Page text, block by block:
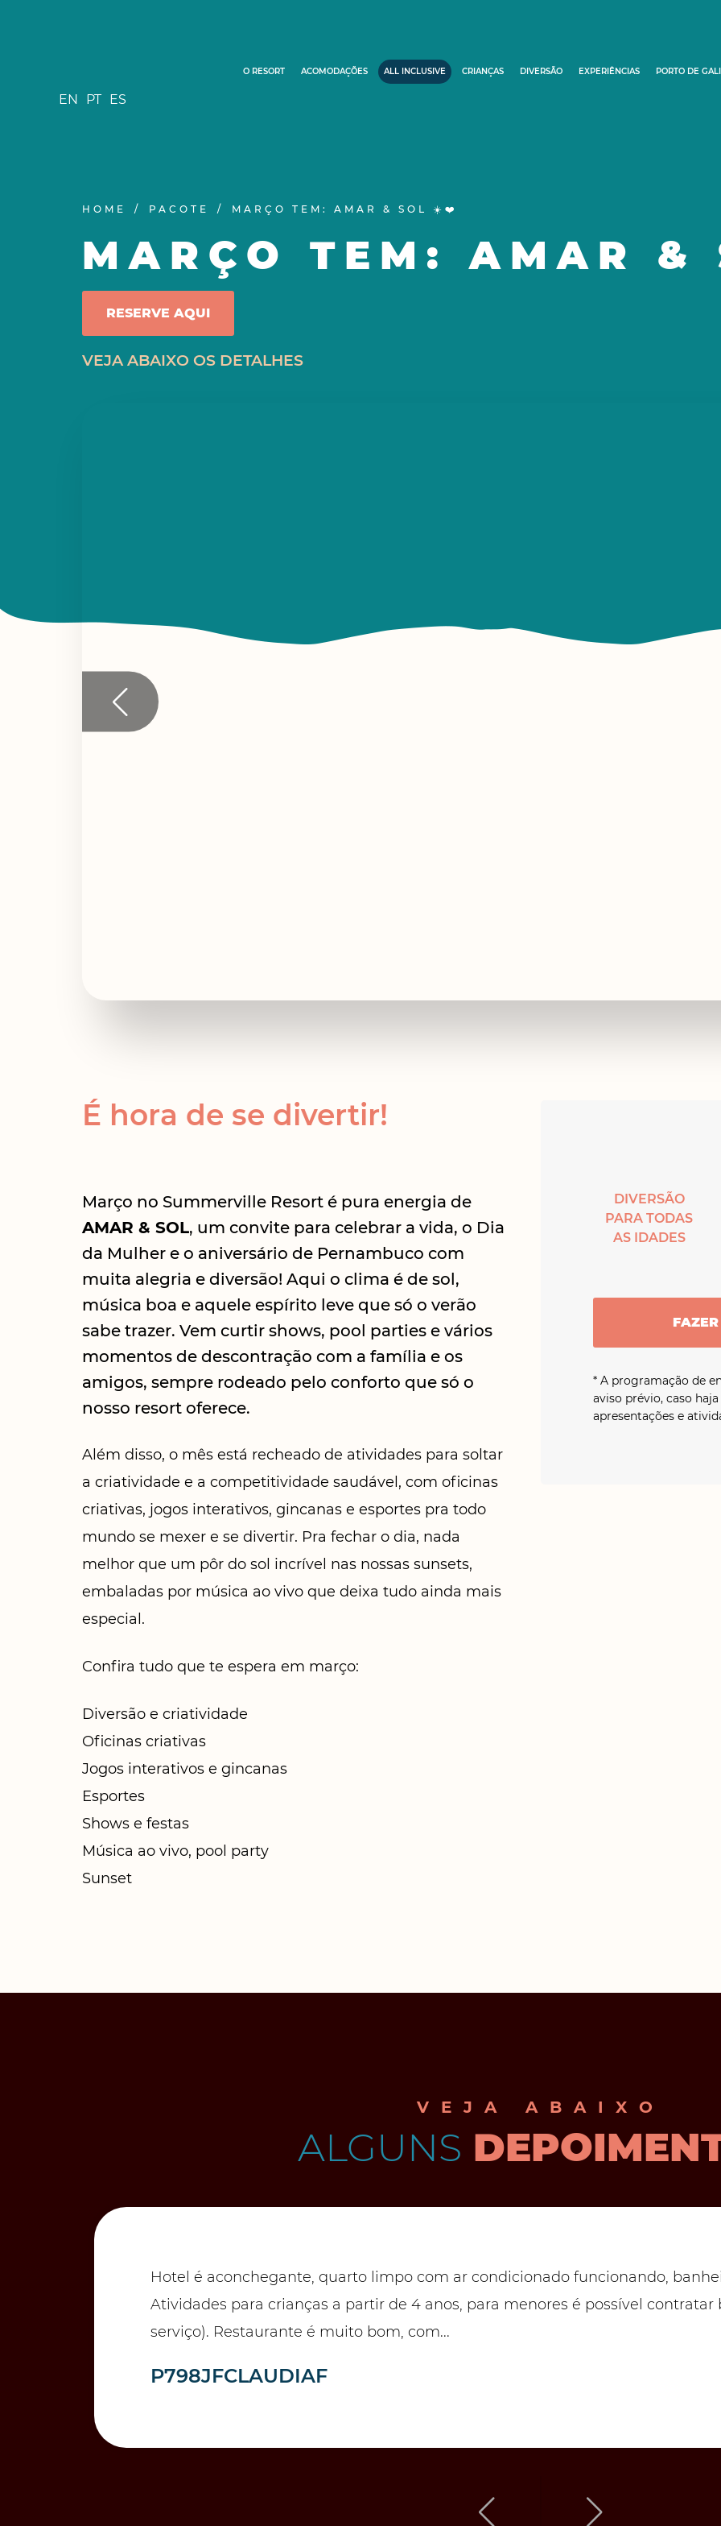
EN PT ES
O RESORT ACOMODAÇÕES ALL INCLUSIVE CRIANÇAS DIVERSÃO EXPERIÊNCIAS PORTO DE
HOME PACOTE MARÇO TEM: AMAR & SOL ☀️❤️
MARÇO TEM: AMAR
RESERVE AQUI
VEJA ABAIXO OS DETALHES
É hora de se divertir!
Março no Summerville Resort é pura energia de
AMAR & SOL, um convite para celebrar a vida, o Dia
da Mulher e o aniversário de Pernambuco com
muita alegria e diversão! Aqui o clima é de sol,
música boa e aquele espírito leve que só o verão
sabe trazer. Vem curtir shows, pool parties e vários
momentos de descontração com a família e os
amigos, sempre rodeado pelo conforto que só o
nosso resort oferece.
Além disso, o mês está recheado de atividades para soltar
a criatividade e a competitividade saudável, com oficinas
criativas, jogos interativos, gincanas e esportes pra todo
mundo se mexer e se divertir. Pra fechar o dia, nada
melhor que um pôr do sol incrível nas nossas sunsets,
embaladas por música ao vivo que deixa tudo ainda mais
especial.
Confira tudo que te espera em março:
Diversão e criatividade
Oficinas criativas
Jogos interativos e gincanas
Esportes
Shows e festas
Música ao vivo, pool party
Sunset
DIVERSÃO
PARA TODAS
AS IDADES
* A programação de
aviso prévio, caso
apresentações e
VEJA ABAIXO
ALGUNS
Hotel é aconchegante, quarto limpo com ar condicionado funcionando,
Atividades para crianças a partir de 4 anos, para menores é possível contratar
serviço). Restaurante é muito bom, com...
P798JFCLAUDIAF